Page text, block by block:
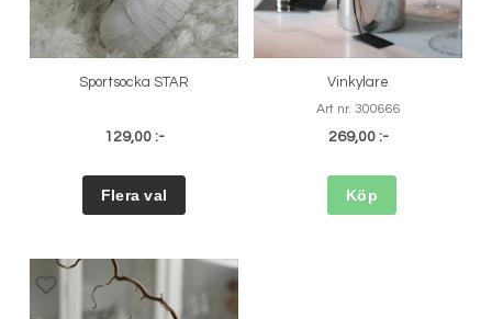
Sportsocka STAR
129,00 :-
Vinkylare
Art nr. 300666
269,00 :-
Köp